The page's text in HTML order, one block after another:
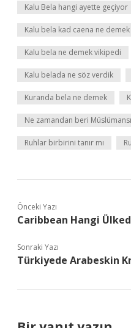
Kalu Bela hangi ayette geçiyor
Kalu bela kad caena ne demek
Kalu bela ne demek vikipedi
Kalu belada ne söz verdik
Kuranda bela ne demek
Ne zamandan beri
Ruhlar birbirini tanır mı
Önceki Yazı
Caribbean Hangi
Sonraki Yazı
Türkiyede Arabeskin